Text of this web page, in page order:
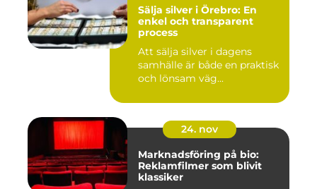
Sälja silver i Örebro: En
enkel och transparent
process
Att sälja silver i dagens
samhälle är både en praktisk
och lönsam väg...
24. nov
Marknadsföring på bio:
Reklamfilmer som blivit
klassiker